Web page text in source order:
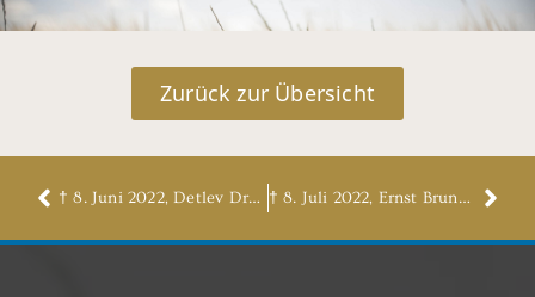
Zurück zur Übersicht
† 8. Juni 2022, Detlev Dreyer † 8. Juli 2022, Ernst Brunow